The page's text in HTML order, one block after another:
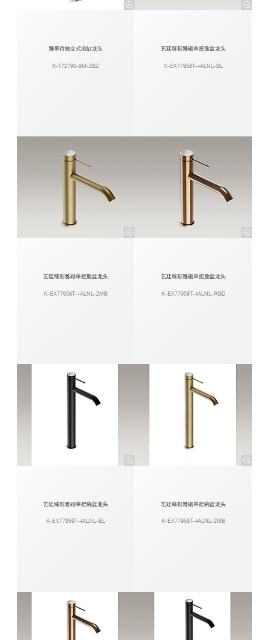
雅蒂诗独立式浴缸龙头
K-T72790-9M-2BZ
艺廷臻彩雅砌单把脸盆龙头
K-EX77958T-4ALNL-BL
艺廷臻彩雅砌单把脸盆龙头
K-EX77958T-4ALNL-2MB
艺廷臻彩雅砌单把脸盆龙头
K-EX77958T-4ALNL-RGD
艺廷臻彩雅砌单把碗盆龙头
K-EX77959T-4ALNL-BL
艺廷臻彩雅砌单把碗盆龙头
K-EX77959T-4ALNL-2MB